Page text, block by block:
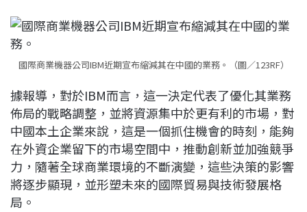
國際商業機器公司IBM近期宣布縮減其在中國的業務。（圖／123RF）
據報導，對於IBM而言，這一決定代表了優化其業務
佈局的戰略調整，並將資源集中於更有利的市場，對
中國本土企業來說，這是一個抓住機會的時刻，能夠
在外資企業留下的市場空間中，推動創新並加強競爭
力，隨著全球商業環境的不斷演變，這些決策的影響
將逐步顯現，並形塑未來的國際貿易與技術發展格
局。